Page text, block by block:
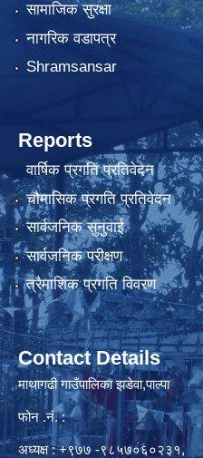
सामाजिक सुरक्षा
नागरिक वडापत्र
Shramsansar
Reports
वार्षिक प्रगति प्रतिवेदन
चौमासिक प्रगति प्रतिवेदन
सार्वजनिक सुनुवाई
सार्वजनिक परीक्षण
त्रैमाशिक प्रगति विवरण
Contact Details
माथागढी गाउँपालिका झडेवा,पाल्पा
फोन .नं. :
अध्यक्ष : +९७७ -९८५७०६०२३१,